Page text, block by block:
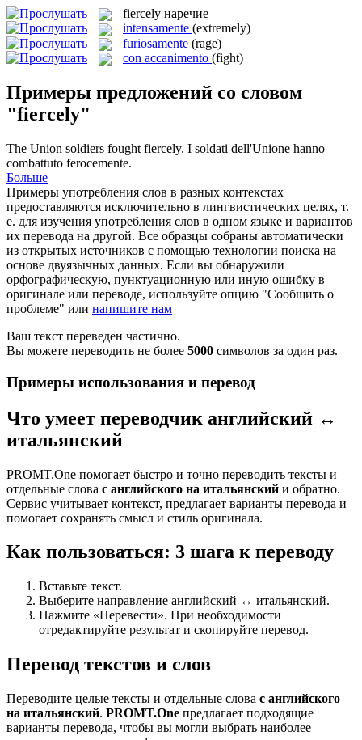
fiercely наречие
intensamente (extremely)
furiosamente (rage)
con accanimento (fight)
Примеры предложений со словом
"fiercely"
The Union soldiers fought fiercely. I soldati dell'Unione hanno
combattuto ferocemente.
Больше
Примеры употребления слов в разных контекстах
предоставляются исключительно в лингвистических целях, т.
е. для изучения употребления слов в одном языке и вариантов
их перевода на другой. Все образцы собраны автоматически
из открытых источников с помощью технологии поиска на
основе двуязычных данных. Если вы обнаружили
орфографическую, пунктуационную или иную ошибку в
оригинале или переводе, используйте опцию "Сообщить о
проблеме" или напишите нам
Ваш текст переведен частично.
Вы можете переводить не более 5000 символов за один раз.
Примеры использования и перевод
Что умеет переводчик английский ↔
итальянский
PROMT.One помогает быстро и точно переводить тексты и
отдельные слова с английского на итальянский и обратно.
Сервис учитывает контекст, предлагает варианты перевода и
помогает сохранять смысл и стиль оригинала.
Как пользоваться: 3 шага к переводу
Вставьте текст.
Выберите направление английский ↔ итальянский.
Нажмите «Перевести». При необходимости
отредактируйте результат и скопируйте перевод.
Перевод текстов и слов
Переводите целые тексты и отдельные слова с английского
на итальянский. PROMT.One предлагает подходящие
варианты перевода, чтобы вы могли выбрать наиболее